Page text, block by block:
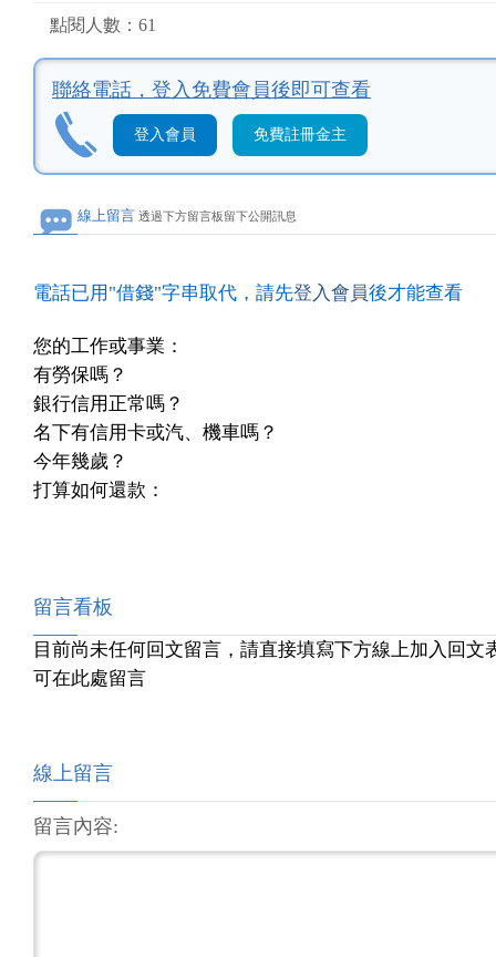
點閱人數：61
聯絡電話， 登入免費會員後即可查看
登入會員 免費註冊金主
線上留言 透過下方留言板留下公開訊息
電話已用"借錢"字串取代，請先登入會員後才能查看
您的工作或事業：
有勞保嗎？
銀行信用正常嗎？
名下有信用卡或汽、機車嗎？
今年幾歲？
打算如何還款：
留言看板
目前尚未任何回文留言，請直接填寫下方線上加入回文
可在此處留言
線上留言
留言內容: